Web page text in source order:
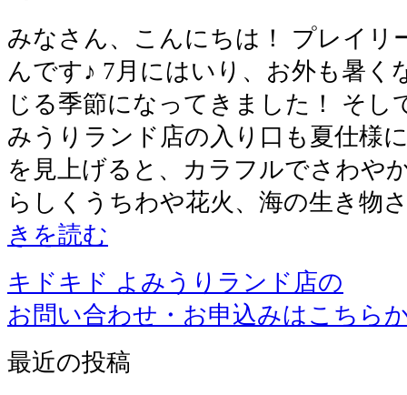
みなさん、こんにちは！ プレイリ
んです♪ 7月にはいり、お外も暑く
じる季節になってきました！ そ
みうりランド店の入り口も夏仕様
を見上げると、カラフルでさわや
らしくうちわや花火、海の生き物
きを読む
キドキド よみうりランド店の
お問い合わせ・お申込みはこちら
最近の投稿